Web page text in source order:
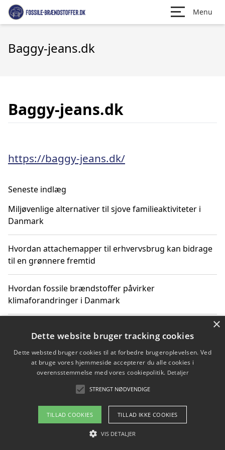
Menu
Baggy-jeans.dk
Baggy-jeans.dk
https://baggy-jeans.dk/
Seneste indlæg
Miljøvenlige alternativer til sjove familieaktiviteter i
Danmark
Hvordan attachemapper til erhvervsbrug kan bidrage
til en grønnere fremtid
Hvordan fossile brændstoffer påvirker
klimaforandringer i Danmark
klimaændringer
Hvordan citater om fossile brændstoffer kan ændre
Copyright 2026 - Pilanto Aps
Om / kontakt
×
Dette website bruger tracking cookies
Dette websted bruger cookies til at forbedre brugeroplevelsen. Ved
at bruge vores hjemmeside accepterer du alle cookies i
overensstemmelse med vores cookiepolitik. Detaljer
STRENGT NØDVENDIGE
TILLAD COOKIES TILLAD IKKE COOKIES
VIS DETALJER